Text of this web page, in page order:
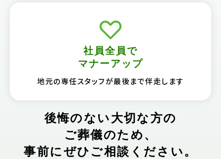
社員全員で
マナーアップ
地元の専任スタッフが最後まで伴走します
後悔のない大切な方の
ご葬儀のため、
事前にぜひご相談ください。